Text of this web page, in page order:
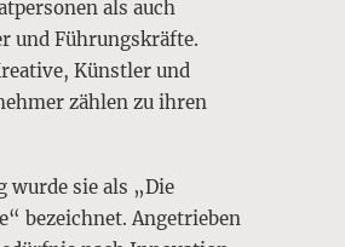
als auch
und Führungskräfte.
Künstler und
zählen zu ihren
wurde sie als „Die
bezeichnet. Angetrieben